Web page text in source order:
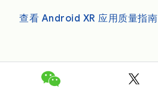
查看 Android XR 应用质量指南